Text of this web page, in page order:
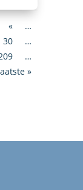
«
…
30
…
…
»